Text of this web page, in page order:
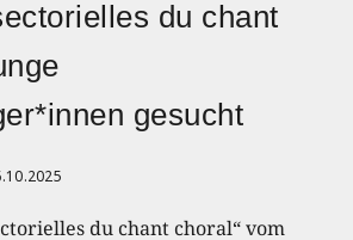
du chant
gesucht
du chant choral“ vom